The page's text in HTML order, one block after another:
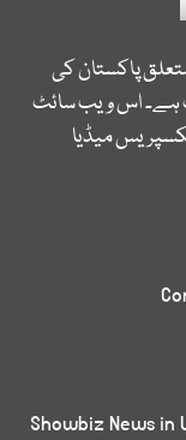
پاکستان کی
ہے۔ اس ویب سائٹ
میڈیا
Showbiz News in